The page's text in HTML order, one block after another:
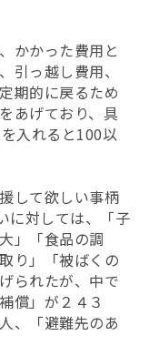
かかった費用と
引っ越し費用、
期的に戻るため
あげており、具
入れると100以
して欲しい事柄
に対しては、「子
」「食品の調
り」「被ばくの
られたが、中で
償」が２４３
、「避難先のあ